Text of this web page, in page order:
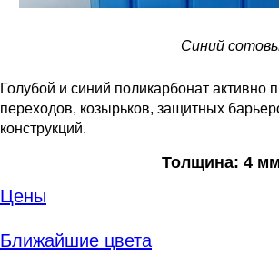
Синий
Голубой и синий поликарбонат
переходов, козырьков, защитных
конструкций.
Толщина: 4
Цены
Ближайшие цвета